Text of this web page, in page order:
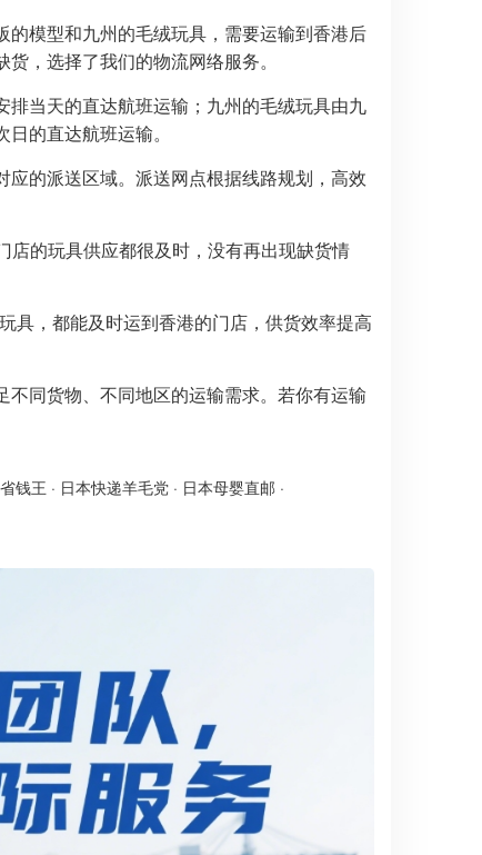
模型和九州的毛绒玩具，需要运输到香港后
，选择了我们的物流网络服务。
当天的直达航班运输；九州的毛绒玩具由九
的直达航班运输。
的派送区域。派送网点根据线路规划，高效
店的玩具供应都很及时，没有再出现缺货情
具，都能及时运到香港的门店，供货效率提高
同货物、不同地区的运输需求。若你有运输
钱王 · 日本快递羊毛党 · 日本母婴直邮 ·